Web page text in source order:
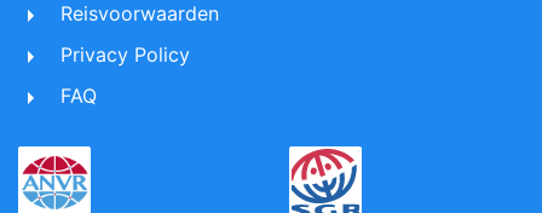
Reisvoorwaarden
Privacy Policy
FAQ